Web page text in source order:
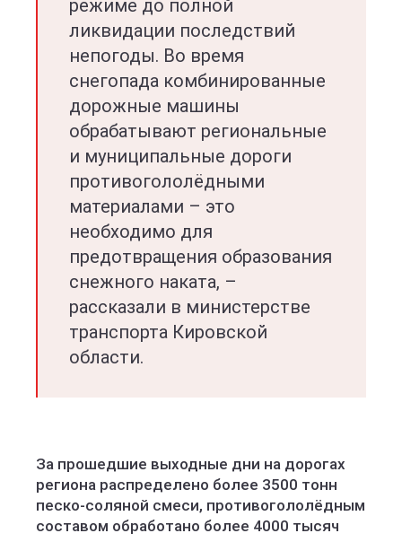
режиме до полной
ликвидации последствий
непогоды. Во время
снегопада комбинированные
дорожные машины
обрабатывают региональные
и муниципальные дороги
противогололёдными
материалами – это
необходимо для
предотвращения образования
снежного наката, –
рассказали в министерстве
транспорта Кировской
области.
За прошедшие выходные дни на дорогах
региона распределено более 3500 тонн
песко-соляной смеси, противогололёдным
составом обработано более 4000 тысяч